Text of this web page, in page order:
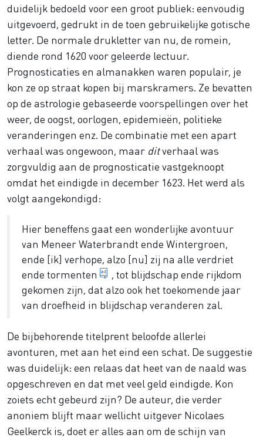
duidelijk bedoeld voor een groot publiek: eenvoudig
uitgevoerd, gedrukt in de toen gebruikelijke gotische
letter. De normale drukletter van nu, de romein,
diende rond 1620 voor geleerde lectuur.
Prognosticaties en almanakken waren populair, je
kon ze op straat kopen bij marskramers. Ze bevatten
op de astrologie gebaseerde voorspellingen over het
weer, de oogst, oorlogen, epidemieën, politieke
veranderingen enz. De combinatie met een apart
verhaal was ongewoon, maar ditverhaal was
zorgvuldig aan de prognosticatie vastgeknoopt
omdat het eindigde in december 1623. Het werd als
volgt aangekondigd:
Hier beneffens gaat een wonderlijke avontuur
van Meneer Waterbrandt ende Wintergroen,
ende [ik] verhope, alzo [nu] zij na alle verdriet
ende tormenten kwellingen
, tot blijdschap ende rijkdom
gekomen zijn, dat alzo ook het toekomende jaar
van droefheid in blijdschap veranderen zal.
De bijbehorende titelprent beloofde allerlei
avonturen, met aan het eind een schat. De suggestie
was duidelijk: een relaas dat heet van de naald was
opgeschreven en dat met veel geld eindigde. Kon
zoiets echt gebeurd zijn? De auteur, die verder
anoniem blijft maar wellicht uitgever Nicolaes
Geelkerck is, doet er alles aan om de schijn van